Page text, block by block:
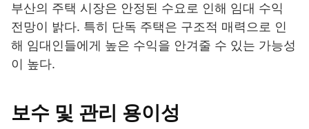
부산의 주택 시장은 안정된 수요로 인해 임대 수익
전망이 밝다. 특히 단독 주택은 구조적 매력으로 인
해 임대인들에게 높은 수익을 안겨줄 수 있는 가능성
이 높다.
보수 및 관리 용이성